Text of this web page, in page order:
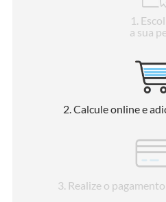
1 .
a sua
2. Calcule online e
3. Realize o